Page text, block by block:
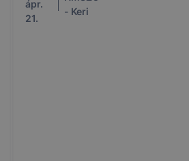
szemléletformáló
programban
ápr.
21.
- Keri